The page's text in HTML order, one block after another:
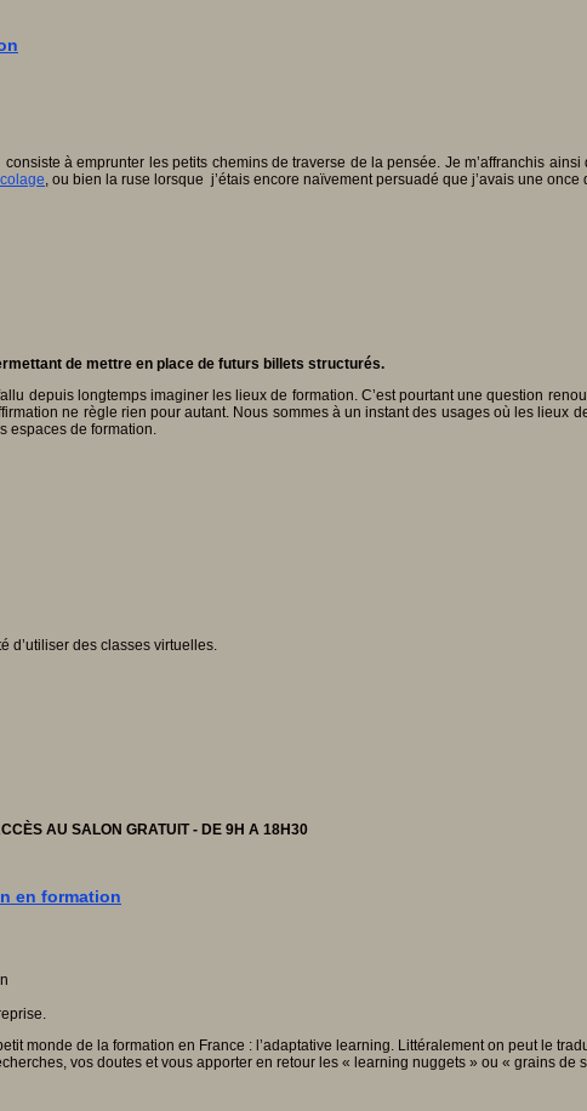
à emprunter les petits chemins de traverse de la pensée. Je m’affranchis
, ou bien la ruse lorsque j’étais encore naïvement persuadé que j’avais une
de mettre en place de futurs billets structurés.
depuis longtemps imaginer les lieux de formation. C’est pourtant une question
ne règle rien pour autant. Nous sommes à un instant des usages où les lieux
espaces de formation.
d’utiliser des classes virtuelles.
AU SALON GRATUIT - DE 9H A 18H30
en formation
monde de la formation en France : l’adaptative learning. Littéralement on peut le
vos doutes et vous apporter en retour les « learning nuggets » ou « grains de